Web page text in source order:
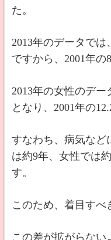
た。
2013年のデータでは
ですから、2001年
2013年の女性のデー
となり、2001年の
すなわち、病気など
は約9年、女性では
す。
このため、着目す
この差が拡がらな